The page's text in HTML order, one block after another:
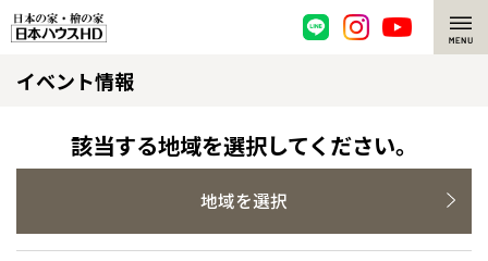
脱炭素・檜の家
環境にやさしい、脱炭素社会の住宅
耐震構造
選ばれる理由
檜の魅力 トップ
注文住宅
イベント情報
該当する地域を選択してください。
地域を選択